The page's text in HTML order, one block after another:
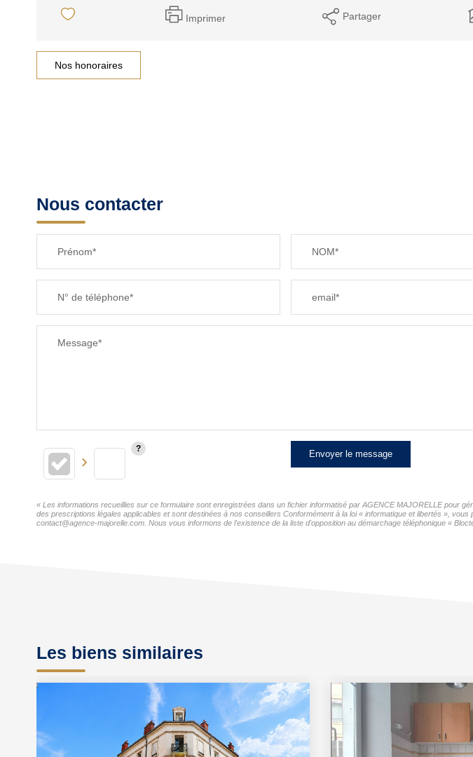
Imprimer Partager
Nos honoraires
Nous contacter
Prénom* NOM*
N° de téléphone* email*
Message*
Envoyer le message
« Les informations recueillies sur ce formulaire sont enregistrées dans un fichier informatisé par AGENCE MAJORELLE pour
des prescriptions légales applicables et sont destinées à nos conseillers Conformément à la loi « informatique et libertés »,
contact@agence-majorelle.com. Nous vous informons de l'existence de la liste d'opposition au démarchage téléphonique «
Les biens similaires